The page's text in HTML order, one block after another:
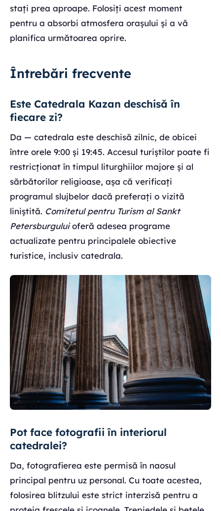
stați prea aproape. Folosiți acest moment
pentru a absorbi atmosfera orașului și a vă
planifica următoarea oprire.
Întrebări frecvente
Este Catedrala Kazan deschisă în
fiecare zi?
Da — catedrala este deschisă zilnic, de obicei
între orele 9:00 și 19:45. Accesul turiștilor poate fi
restricționat în timpul liturghiilor majore și al
sărbătorilor religioase, așa că verificați
programul slujbelor dacă preferați o vizită
liniștită. Comitetul pentru Turism al Sankt
Petersburguluioferă adesea programe
actualizate pentru principalele obiective
turistice, inclusiv catedrala.
Pot face fotografii în interiorul
catedralei?
Da, fotografierea este permisă în naosul
principal pentru uz personal. Cu toate acestea,
folosirea blitzului este strict interzisă pentru a